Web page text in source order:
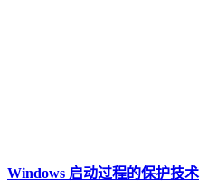
Windows 启动过程的保护技术